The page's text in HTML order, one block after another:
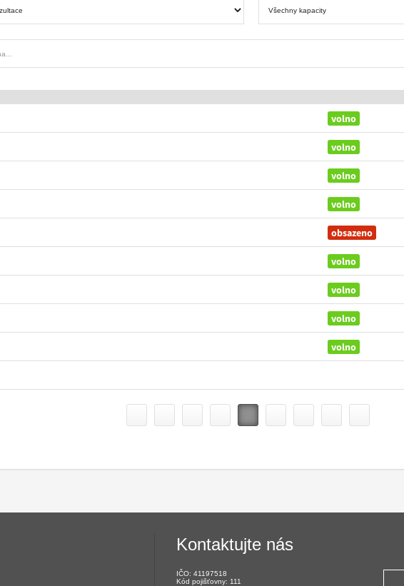
volno
volno
volno
volno
obsazeno
volno
volno
volno
volno
Kontaktujte nás
IČO: 41197518
Kód pojišťovny: 111